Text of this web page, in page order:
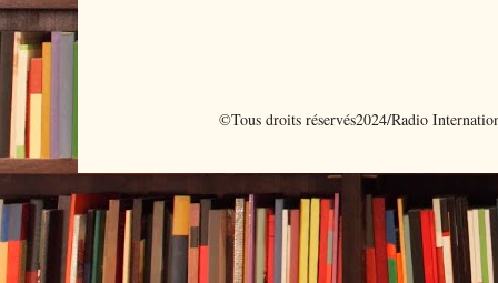
©Tous droits réservés2024/Radio